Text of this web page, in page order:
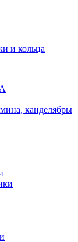
и кольца
канделябры